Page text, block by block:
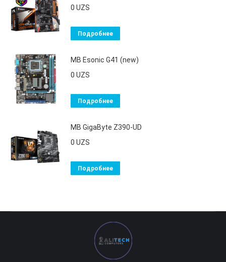
0 UZS
Подробнее
MB Esonic G41 (new)
0 UZS
Подробнее
MB GigaByte Z390-UD
0 UZS
Подробнее